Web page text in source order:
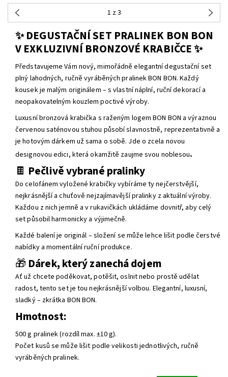
1 z 3
✨ DEGUSTAČNÍ SET PRALINEK BON BON
V EXKLUZIVNÍ BRONZOVÉ KRABIČCE ✨
Představujeme Vám nový, mimořádně elegantní degustační set
plný lahodných, ručně vyráběných pralinek BON BON. Každý
kousek je malým originálem – s vlastní náplní, ruční dekorací a
neopakovatelným kouzlem poctivé výroby.
Luxusní bronzová krabička s raženým logem BON BON a výraznou
červenou saténovou stuhou působí slavnostně, reprezentativně a
je hotovým dárkem už sama o sobě. Jde o zcela novou
designovou edici, která okamžitě zaujme svou noblesou.
🍫 Pečlivě vybrané pralinky
Do celofánem vyložené krabičky vybíráme ty nejčerstvější,
nejkrásnější a chuťově nejzajímavější pralinky z aktuální výroby.
Každou z nich jemně a v rukavičkách ukládáme dovnitř, aby celý
set působil harmonicky a výjimečně.
Každé balení je originál – složení se může lehce lišit podle čerstvé
nabídky a momentální ruční produkce.
🎁 Dárek, který zanechá dojem
Ať už chcete poděkovat, potěšit, oslnit nebo prostě udělat
radost, tento set je tou nejkrásnější volbou. Elegantní, luxusní,
sladký – zkrátka BON BON.
Hmotnost:
500 g pralinek (rozdíl max. ±10 g).
Počet kusů se může lišit podle velikosti jednotlivých, ručně
vyráběných pralinek.